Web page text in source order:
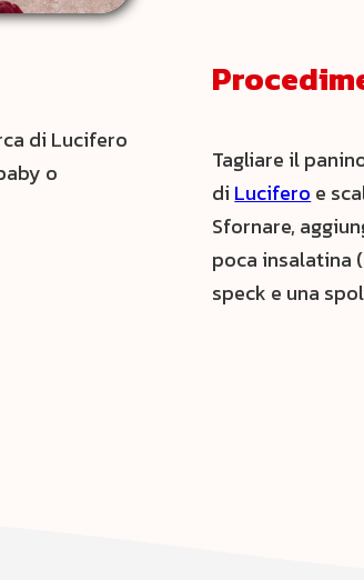
di Lucifero
o
Tagliare il
di Lucifero e
Sfornare,
poca insalatina
speck e una